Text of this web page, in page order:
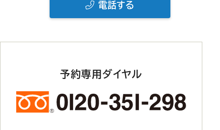
電話する
予約専用ダイヤル